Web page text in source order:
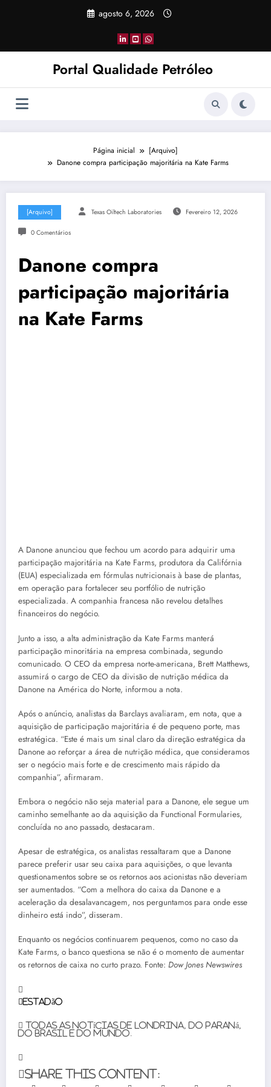
agosto 6, 2026
Portal Qualidade Petróleo
Página inicial
[Arquivo]
Danone compra participação majoritária na Kate Farms
[Arquivo] Texas Oiltech Laboratories Fevereiro 12, 2026
0 Comentários
Danone compra
participação majoritária
na Kate Farms
A Danone anunciou que fechou um acordo para adquirir uma
participação majoritária na Kate Farms, produtora da Califórnia
(EUA) especializada em fórmulas nutricionais à base de plantas,
em operação para fortalecer seu portfólio de nutrição
especializada. A companhia francesa não revelou detalhes
financeiros do negócio.
Junto a isso, a alta administração da Kate Farms manterá
participação minoritária na empresa combinada, segundo
comunicado. O CEO da empresa norte-americana, Brett Matthews,
assumirá o cargo de CEO da divisão de nutrição médica da
Danone na América do Norte, informou a nota.
Após o anúncio, analistas da Barclays avaliaram, em nota, que a
aquisição de participação majoritária é de pequeno porte, mas
estratégica. “Este é mais um sinal claro da direção estratégica da
Danone ao reforçar a área de nutrição médica, que consideramos
ser o negócio mais forte e de crescimento mais rápido da
companhia”, afirmaram.
Embora o negócio não seja material para a Danone, ele segue um
caminho semelhante ao da aquisição da Functional Formularies,
concluída no ano passado, destacaram.
Apesar de estratégica, os analistas ressaltaram que a Danone
parece preferir usar seu caixa para aquisições, o que levanta
questionamentos sobre se os retornos aos acionistas não deveriam
ser aumentados. “Com a melhora do caixa da Danone e a
aceleração da desalavancagem, nos perguntamos para onde esse
dinheiro está indo”, disseram.
Enquanto os negócios continuarem pequenos, como no caso da
Kate Farms, o banco questiona se não é o momento de aumentar
os retornos de caixa no curto prazo. Fonte: Dow Jones Newswires
Estadão
Todas as notícias de Londrina, do Paraná,
do Brasil e do mundo.
Share this content: